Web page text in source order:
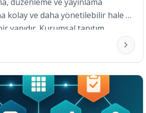
kolay ve daha yönetilebilir hale
yapıdır. Kurumsal tanıtım